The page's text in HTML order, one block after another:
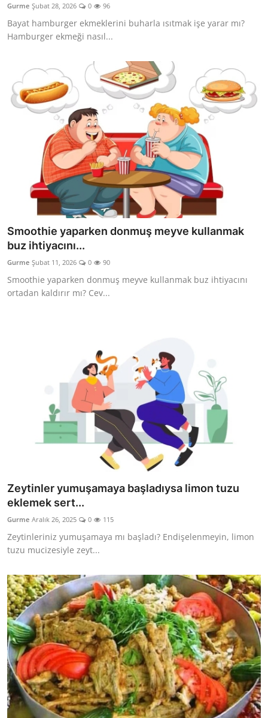
Anne & Bebek Beslenmesi
Mutfak Sırları & Teknikler
Gıda Sözlüğü & Nedir?
Yemek Tarifleri & Menüler
Gurme Şubat 28, 2026 0 96
Bayat hamburger ekmeklerini buharla ısıtmak işe yarar mı?
Hamburger ekmeği nasıl...
Smoothie yaparken donmuş meyve kullanmak
buz ihtiyacını...
Gurme Şubat 11, 2026 0 90
Smoothie yaparken donmuş meyve kullanmak buz ihtiyacını
ortadan kaldırır mı? Cev...
Zeytinler yumuşamaya başladıysa limon tuzu
eklemek sert...
Gurme Aralık 26, 2025 0 115
Zeytinleriniz yumuşamaya mı başladı? Endişelenmeyin, limon
tuzu mucizesiyle zeyt...